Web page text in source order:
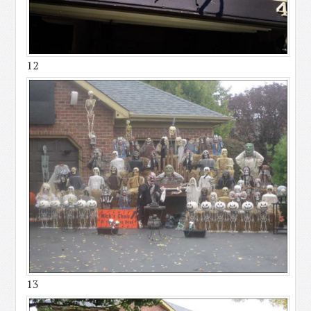
12
13